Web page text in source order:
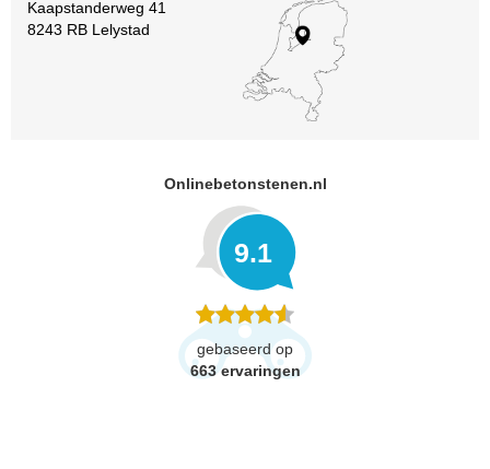
Kaapstanderweg 41
8243 RB Lelystad
Onlinebetonstenen.nl
9.1
gebaseerd op
663 ervaringen